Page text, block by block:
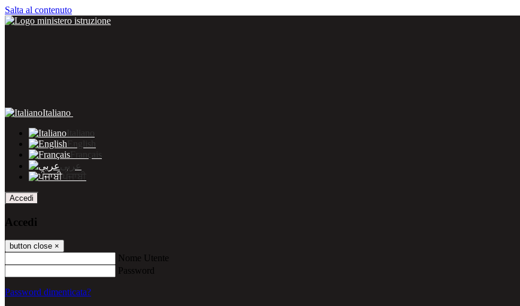
Salta al contenuto
Italiano
Italiano
English
Français
عربى
ਪੰਜਾਬੀ
Accedi
Accedi
button close ×
Nome Utente
Password
Password dimenticata?